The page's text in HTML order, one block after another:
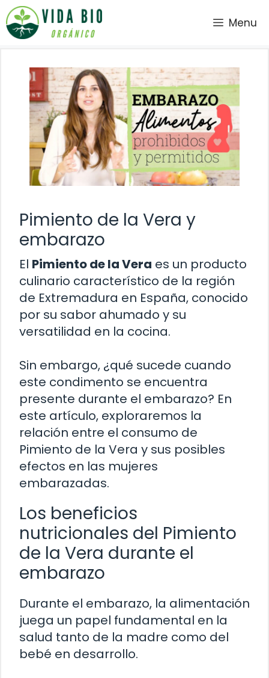
Saltar
al
contenido
Menu
Pimiento de la Vera y
embarazo
El Pimiento de la Vera es un producto
culinario característico de la región
de Extremadura en España, conocido
por su sabor ahumado y su
versatilidad en la cocina.
Sin embargo, ¿qué sucede cuando
este condimento se encuentra
presente durante el embarazo? En
este artículo, exploraremos la
relación entre el consumo de
Pimiento de la Vera y sus posibles
efectos en las mujeres
embarazadas.
Los beneficios
nutricionales del Pimiento
de la Vera durante el
embarazo
Durante el embarazo, la alimentación
juega un papel fundamental en la
salud tanto de la madre como del
bebé en desarrollo.